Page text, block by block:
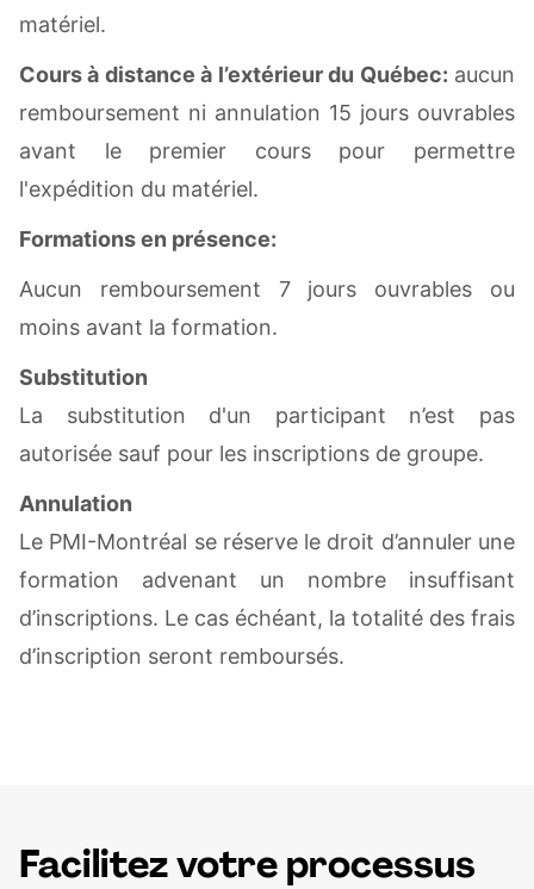
matériel.
Cours à distance à l’extérieur du Québec: aucun
remboursement ni annulation 15 jours ouvrables
avant le premier cours pour permettre
l'expédition du matériel.
Formations en présence:
Aucun remboursement 7 jours ouvrables ou
moins avant la formation.
Substitution
La substitution d'un participant n’est pas
autorisée sauf pour les inscriptions de groupe.
Annulation
Le PMI-Montréal se réserve le droit d’annuler une
formation advenant un nombre insuffisant
d’inscriptions. Le cas échéant, la totalité des frais
d’inscription seront remboursés.
Facilitez votre processus